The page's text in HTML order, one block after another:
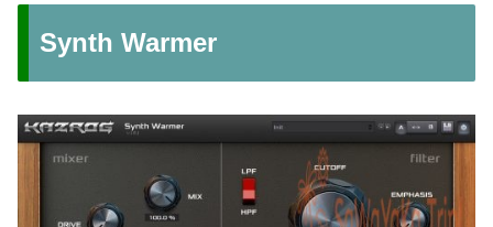
Synth Warmer